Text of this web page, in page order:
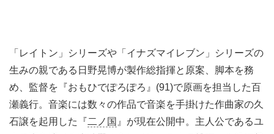
「レイトン」シリーズや「イナズマイレブン」シリーズの
生みの親である日野晃博が製作総指揮と原案、脚本を務
め、監督を『おもひでぽろぽろ』(91)で原画を担当した百
瀬義行。音楽には数々の作品で音楽を手掛けた作曲家の久
石譲を起用した『二ノ国 』が現在公開中。主人公であるユ